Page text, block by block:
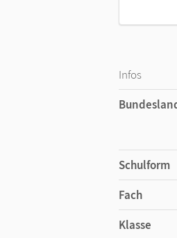
Infos
Schulform
Fach
Klasse